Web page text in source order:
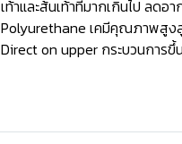
เท้าและส้นเท้าที่มากเกินไป ลดอ
Polyurethane เคมีคุณภาพสูงสู
Direct on upper กระบวนการ